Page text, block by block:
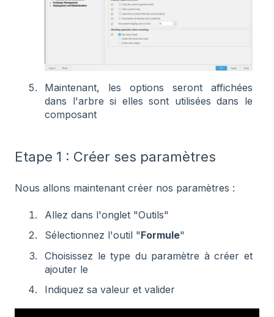
Maintenant, les options seront affichées
dans l'arbre si elles sont utilisées dans le
composant
Etape 1 : Créer ses paramètres
Nous allons maintenant créer nos paramètres :
Allez dans l'onglet "Outils"
Sélectionnez l'outil "Formule"
Choisissez le type du paramètre à créer et
ajouter le
Indiquez sa valeur et valider